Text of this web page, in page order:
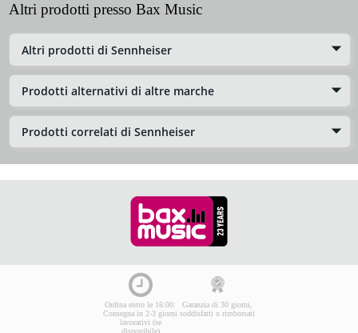
Altri prodotti presso Bax Music
Altri prodotti di Sennheiser
Prodotti alternativi di altre marche
Prodotti correlati di Sennheiser
Ordina entro le 16:00:
Consegna in 2-3 giorni
lavorativi (se
disponibile)
Garanzia di 30 giorni,
soddisfatti o rimborsati